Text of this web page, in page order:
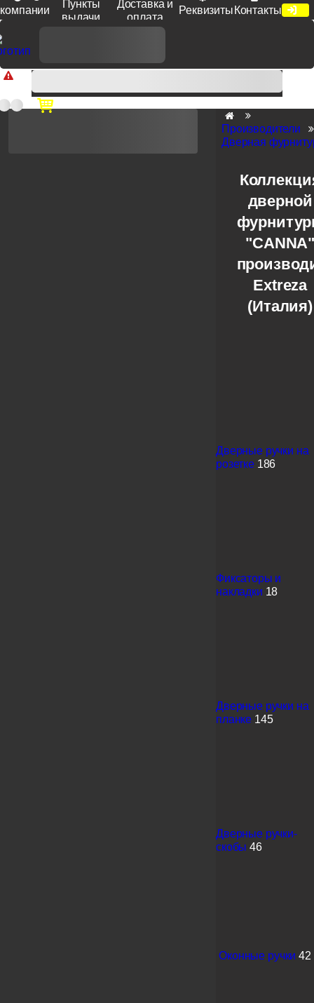
компании
Пункты
выдачи
Доставка и
оплата
Реквизиты Контакты
Доп. скидка от цен на сайте 7% при заказе от 50 тыс. руб
продукции Venezia, Fratelli, Tupai, Extreza, Melodia, Forme при
оплате по счету.
Производители
Дверная
дверной
Extreza
(Италия)
Дверные ручки на
розетке 186
Фиксаторы и
накладки 18
Дверные ручки на
планке 145
Дверные ручки-
скобы 46
Оконные ручки 42